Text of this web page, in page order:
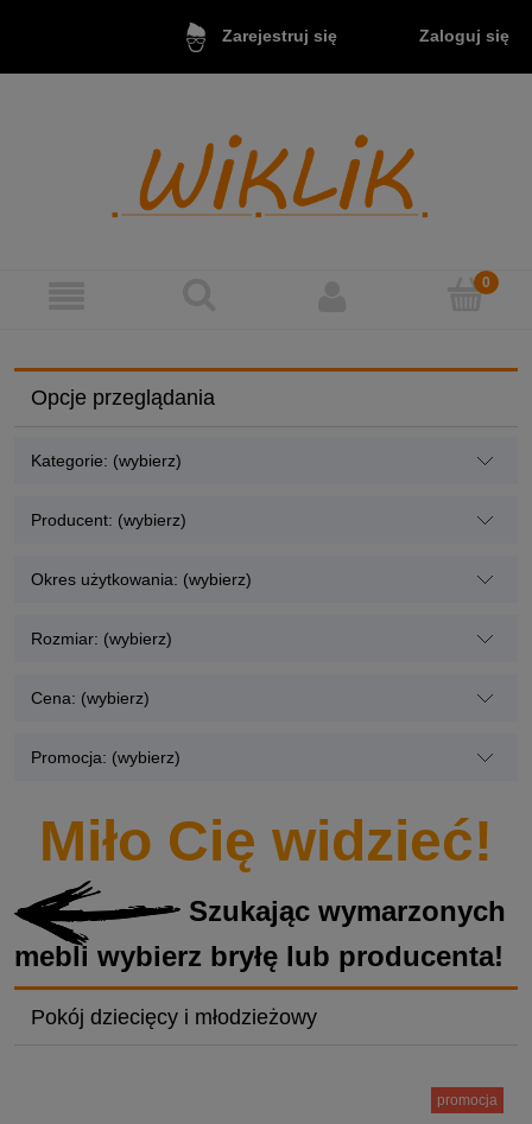
Zarejestruj się Zaloguj się
Opcje przeglądania
Kategorie: (wybierz)
Producent: (wybierz)
Okres użytkowania: (wybierz)
Rozmiar: (wybierz)
Cena: (wybierz)
Promocja: (wybierz)
Miło Cię widzieć!
Szukając wymarzonych
mebli wybierz bryłę lub producenta!
Pokój dziecięcy i młodzieżowy
promocja